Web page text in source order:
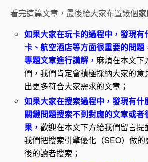
看完這篇文章，最後給大家布置幾個
如果大家在玩卡的過程中，發現有
卡、航空酒店等方面很重要的問題
專題文章進行講解，麻煩在本文下
們，我們肯定會積極採納大家的意
出更多符合大家需求的文章；
如果大家在搜索過程中，發現有什
關鍵問題搜索不到對應的文章或者
果，歡迎在本文下方給我們留言提
我們把搜索引擎優化（SEO）做
後的讀者搜索；